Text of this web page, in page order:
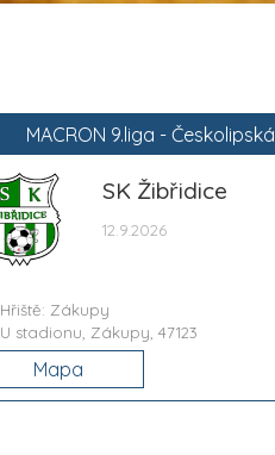
MACRON 9.liga - Českolipská
SK Žibřidice
12.9.2026
Hřiště: Zákupy
U stadionu, Zákupy, 47123
Mapa